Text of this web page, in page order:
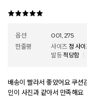
옵션
001, 275
한줄평
사이즈 정 사이
발등 적당함
배송이 빨라서 좋았어요 쿠션
인이 사진과 같아서 만족해요